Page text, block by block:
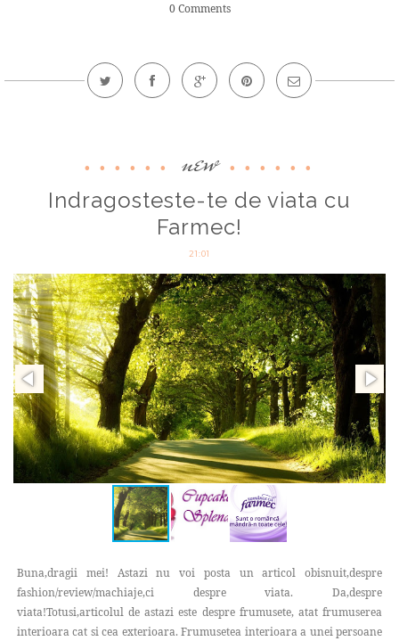
0 Comments
new
Indragosteste-te de viata cu
Farmec!
21:01
Buna,dragii mei! Astazi nu voi posta un articol obisnuit,despre
fashion/review/machiaje,ci despre viata. Da,despre
viata!Totusi,articolul de astazi este despre frumusete, atat frumuserea
interioara cat si cea exterioara. Frumusetea interioara a unei persoane